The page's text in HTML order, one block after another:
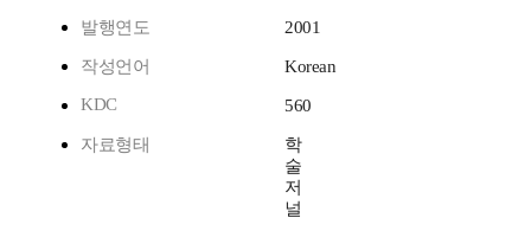
발행연도 2001
작성언어
Korean
KDC
560
자료형태
학
술
저
널